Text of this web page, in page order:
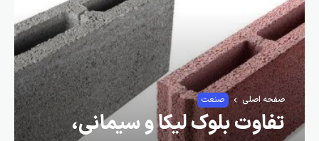
صفحه اصلی صنعت
تفاوت بلوک لیکا و سیمانی،